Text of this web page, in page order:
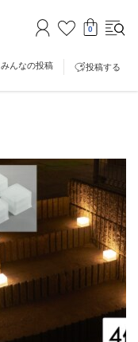
0
みんなの投稿 投稿する